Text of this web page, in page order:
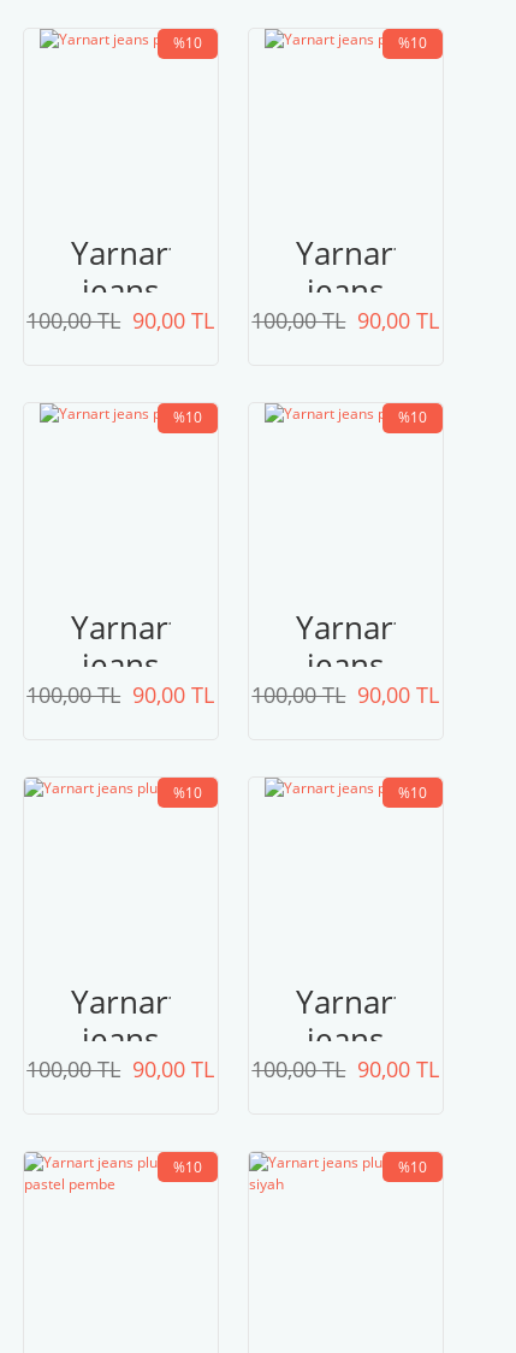
%10
Yarnart
jeans
plus90,00 TL
100,00 TL
%10
Yarnart
jeans
plus90,00 TL
100,00 TL
%10
Yarnart
jeans
plus90,00 TL
100,00 TL
%10
Yarnart
jeans
plus90,00 TL
100,00 TL
%10
Yarnart
jeans
plus
mor
90,00 TL
100,00 TL
%10
Yarnart
jeans
plus90,00 TL
100,00 TL
%10 %10